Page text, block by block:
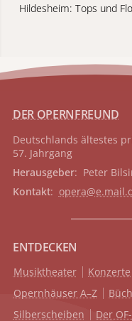
Hildesheim: Tops und
DER OPERNFREUND
Deutschlands ältestes
57. Jahrgang
Herausgeber: Peter
Kontakt:
ENTDECKEN
Musiktheater Konzerte
Opernhäuser A–Z
Silberscheiben
Der